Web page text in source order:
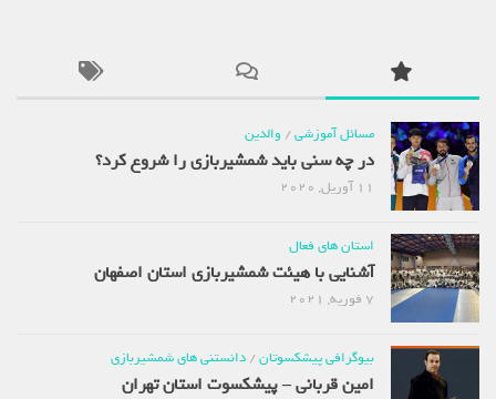
مسائل آموزشی/والدین
در چه سنی باید شمشیربازی را شروع کرد؟
استان های فعال
آشنایی با هیئت شمشیربازی استان اصفهان
بیوگرافی پیشکسوتان/دانستنی های شمشیربازی
امین قربانی – پیشکسوت استان تهران